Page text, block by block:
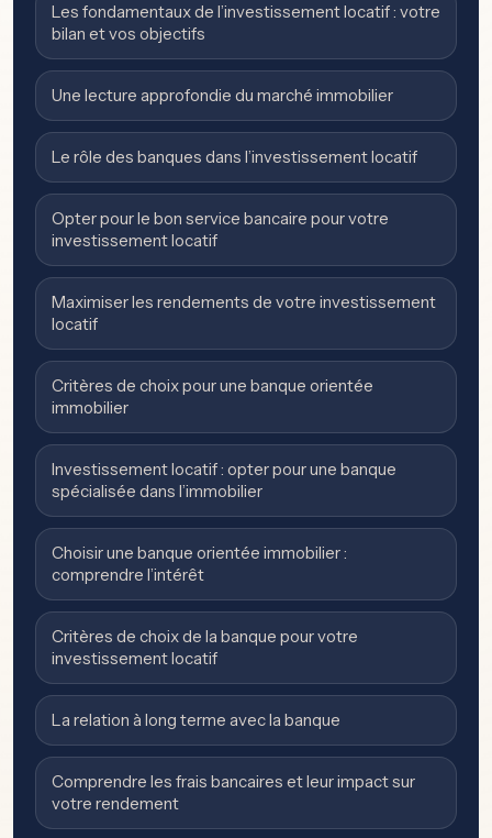
Les fondamentaux de l’investissement locatif : votre
bilan et vos objectifs
Une lecture approfondie du marché immobilier
Le rôle des banques dans l’investissement locatif
Opter pour le bon service bancaire pour votre
investissement locatif
Maximiser les rendements de votre investissement
locatif
Critères de choix pour une banque orientée
immobilier
Investissement locatif : opter pour une banque
spécialisée dans l’immobilier
Choisir une banque orientée immobilier :
comprendre l’intérêt
Critères de choix de la banque pour votre
investissement locatif
La relation à long terme avec la banque
Comprendre les frais bancaires et leur impact sur
votre rendement